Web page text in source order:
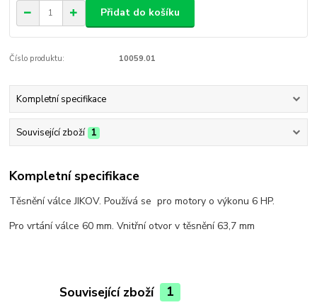
Přidat do košíku
Číslo produktu: 10059.01
Kompletní specifikace
Související zboží 1
Kompletní specifikace
Těsnění válce JIKOV. Používá se pro motory o výkonu 6 HP.
Pro vrtání válce 60 mm. Vnitřní otvor v těsnění 63,7 mm
Související zboží 1